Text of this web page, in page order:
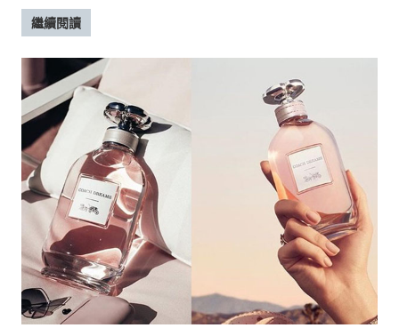
找
屬
的
生
活
態
度。
繼續閱讀